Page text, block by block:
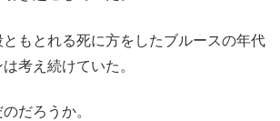
もとれる死に方をしたブルースの年代
考え続けていた。
だろうか。